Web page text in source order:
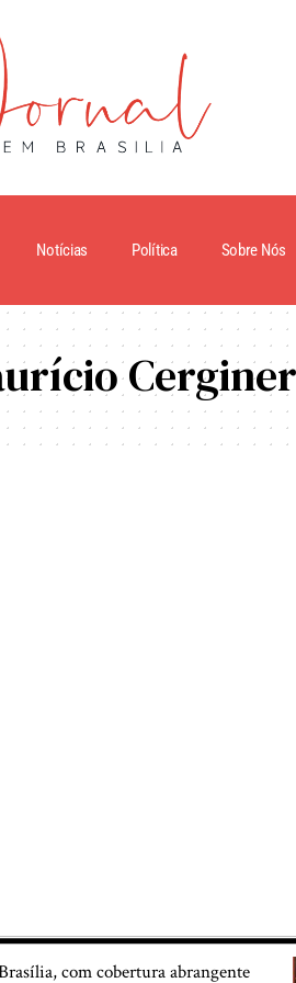
Notícias Política Sobre Nós
Cerginer
com cobertura abrangente